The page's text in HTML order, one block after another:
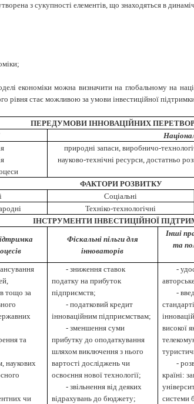
з сукупності елементів, що знаходяться в
економіки можна визначити на глобальному на
рівня стає можливою за умови інвестиційної
ПЕРЕДУМОВИ ІННОВАЦІЙНИХ
природні запаси, виробничо-
науково-технічні ресурси, достатньо
ФАКТОРИ РОЗВИТКУ
Соціальні
Техніко-технологічні
ІНСТРУМЕНТИ ІНВЕСТИЦІЙНОЇ
Фіскальні пільги для
інноваторів
Інші
та
тощо за
та
наукових
чи
- зниження ставок
податку на прибуток
підприємств;
- податковий кредит
інноваційним підприємствам;
- зменшення суми
прибутку до оподаткування
шляхом виключення з нього
вартості досліджень чи
освоєння нової технології;
- звільнення від деяких
відрахувань до бюджету;
-
-
високої
-
країні:
системи